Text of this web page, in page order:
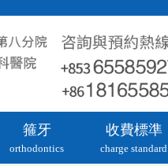
箍牙
orthodontics
收費標準
charge standard